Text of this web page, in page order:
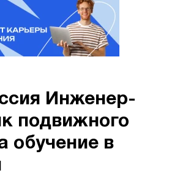
Инженер-
подвижного
обучение в